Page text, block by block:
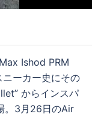
Ishod PRM
ーカー史にその
からインスパ
。3月26日のAir